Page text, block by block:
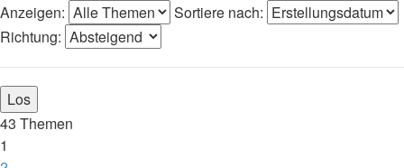
Anzeigen:
Sortiere nach:
Richtung:
43 Themen
1